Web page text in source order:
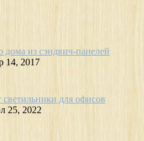
дома из сэндвич-панелей
14, 2017
для офисов
25, 2022